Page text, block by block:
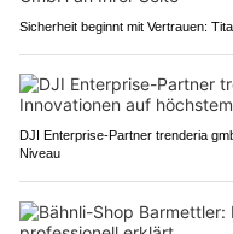
Sicherheit beginnt mit Vertrauen:
DJI Enterprise-Partner trenderia
Niveau